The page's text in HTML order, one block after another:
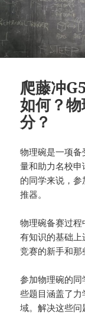
爬藤冲
如何？
分？
物理碗是一项
量和助力名校
的同学来说，
推器。
物理碗备赛过
有知识的基础
竞赛的新手和那
参加物理碗的
些题目涵盖了
域。解决这些